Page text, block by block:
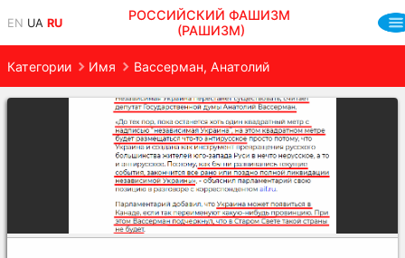
EN UA RU
РОССИЙСКИЙ ФАШИЗМ
(РАШИЗМ)
Категории Имя Вассерман, Анатолий